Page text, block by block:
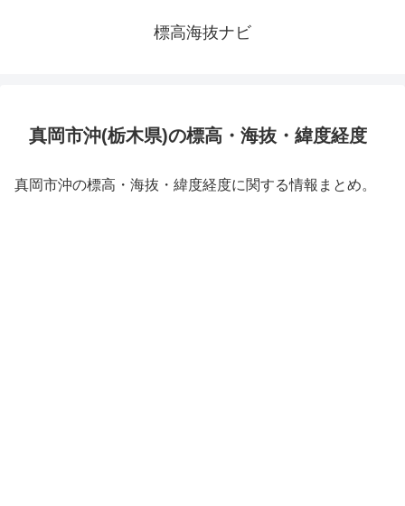
標高海抜ナビ
真岡市沖(栃木県)の標高・海抜・緯度経度
真岡市沖の標高・海抜・緯度経度に関する情報まとめ。